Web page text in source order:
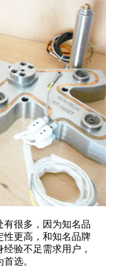
有很多 ， 因为知名品
性更高，和知名品牌
经验不足需求用户 ，
选。